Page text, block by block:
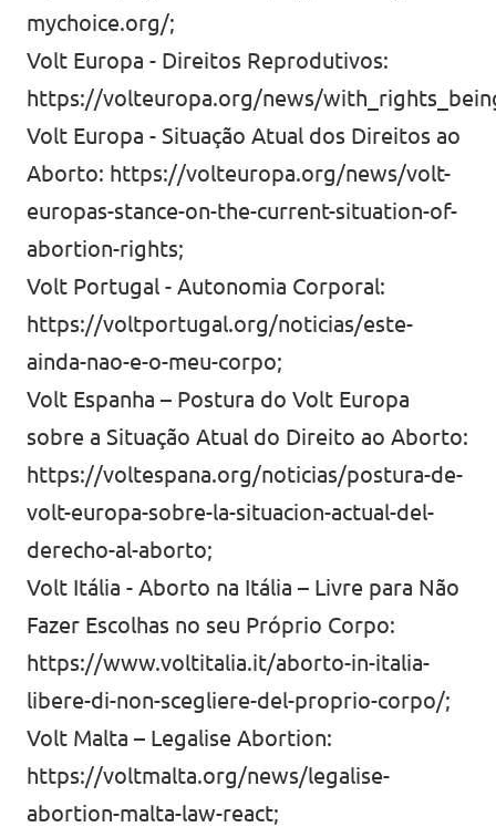
mychoice.org/;
Volt Europa - Direitos Reprodutivos:
https://volteuropa.org/news/
Volt Europa - Situação Atual dos Direitos ao
Aborto: https://volteuropa.org/news/volt-
europas-stance-on-the-current-situation-of-
abortion-rights;
Volt Portugal - Autonomia Corporal:
https://voltportugal.org/noticias/este-
ainda-nao-e-o-meu-corpo;
Volt Espanha – Postura do Volt Europa
sobre a Situação Atual do Direito ao Aborto:
https://voltespana.org/noticias/postura-de-
volt-europa-sobre-la-situacion-actual-del-
derecho-al-aborto;
Volt Itália - Aborto na Itália – Livre para Não
Fazer Escolhas no seu Próprio Corpo:
https://www.voltitalia.it/aborto-in-italia-
libere-di-non-scegliere-del-proprio-corpo/;
Volt Malta – Legalise Abortion:
https://voltmalta.org/news/legalise-
abortion-malta-law-react;